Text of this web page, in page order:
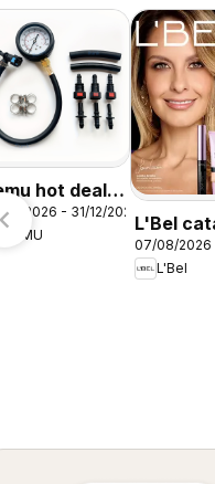
hot deals
Colombia
08/2026 - 31/12/2026
TEMU
L'Bel
C12/
07/08/2026
L'Bel